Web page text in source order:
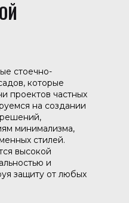
стоечно-
которые
проектов частных
на создании
минимализма,
стилей.
высокой
и
защиту от любых